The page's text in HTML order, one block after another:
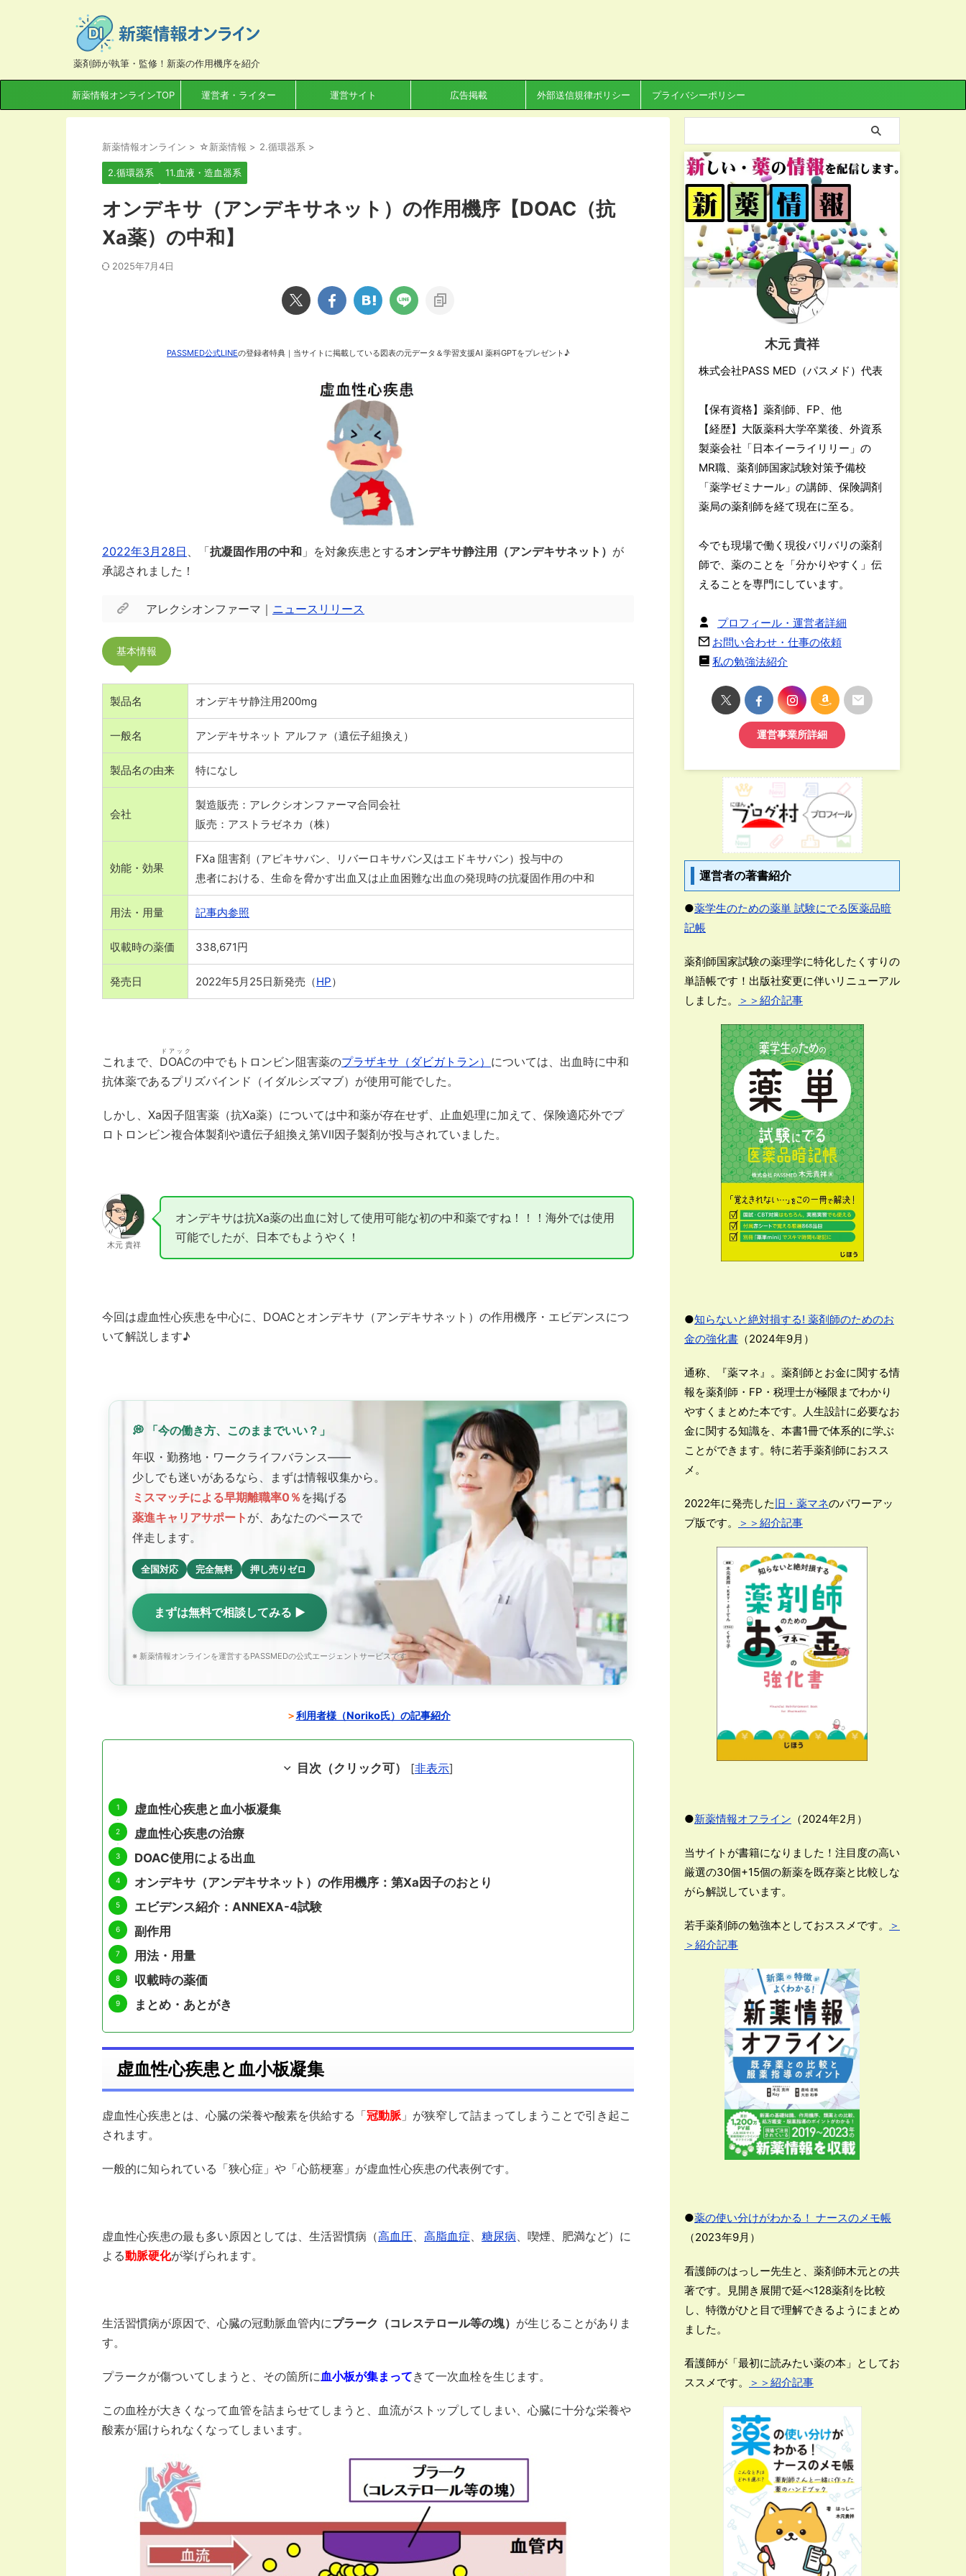
薬剤師が執筆・監修！新薬の作用機序を紹介
新薬情報オンラインTOP 運営者・ライター 運営サイト 広告掲載 外部送信規律ポリシー プライバシーポリシー
新薬情報オンライン > ☆新薬情報 > 2.循環器系 >
2.循環器系 11.血液・造血器系
オンデキサ（アンデキサネット）の作用機序【DOAC（抗
Ⅹa薬）の中和】
2025年7月4日
PASSMED公式LINEの登録者特典｜当サイトに掲載している図表の元データ＆学習支援AI 薬科GPTをプレゼント♪
2022年3月28日 、「抗凝固作用の中和 」を対象疾患とするオンデキサ静注用（アンデキサネット） が
承認されました！
アレクシオンファーマ｜ ニュースリリース
基本情報
製品名 オンデキサ静注用200mg
一般名 アンデキサネット アルファ（遺伝子組換え）
製品名の由来 特になし
会社
製造販売：アレクシオンファーマ合同会社
販売：アストラゼネカ（株）
効能・効果
FXa 阻害剤（アピキサバン、リバーロキサバン又はエドキサバン）投与中の
患者における、生命を脅かす出血又は止血困難な出血の発現時の抗凝固作用の中和
用法・用量 記事内参照
収載時の薬価 338,671円
発売日 2022年5月25日新発売（HP）
これまで、 DOAC
ドアック
の中でもトロンビン阻害薬のプラザキサ（ダビガトラン） については、出血時に中和
抗体薬であるプリズバインド（イダルシズマブ）が使用可能でした。
しかし、Xa因子阻害薬（抗Ⅹa薬）については中和薬が存在せず、止血処理に加えて、保険適応外でプ
ロトロンビン複合体製剤や遺伝⼦組換え第Ⅶ因⼦製剤が投与されていました。
木元 貴祥
オンデキサは抗Ⅹa薬の出血に対して使用可能な初の中和薬ですね！！！海外では使用
可能でしたが、日本でもようやく！
今回は虚血性心疾患を中心に、DOACとオンデキサ（アンデキサネット）の作用機序・エビデンスにつ
いて解説します♪
💭 「今の働き方、このままでいい？」
年収・勤務地・ワークライフバランス——
少しでも迷いがあるなら、まずは情報収集から。
ミスマッチによる早期離職率0％ を掲げる
薬進キャリアサポート が、あなたのペースで
伴走します。
全国対応 完全無料 押し売りゼロ
まずは無料で相談してみる ▶
※ 新薬情報オンラインを運営するPASSMEDの公式エージェントサービスです
＞利用者様（Noriko氏）の記事紹介
目次（クリック可） [非表示]
虚血性心疾患と血小板凝集
虚血性心疾患の治療
DOAC使用による出血
オンデキサ（アンデキサネット）の作用機序：第Ⅹa因子のおとり
エビデンス紹介：ANNEXA-4試験
副作用
用法・用量
収載時の薬価
まとめ・あとがき
虚血性心疾患と血小板凝集
虚血性心疾患とは、心臓の栄養や酸素を供給する「冠動脈 」が狭窄して詰まってしまうことで引き起こ
されます。
一般的に知られている「狭心症」や「心筋梗塞」が虚血性心疾患の代表例です。
虚血性心疾患の最も多い原因としては、生活習慣病（高血圧 高脂血症 糖尿病 、喫煙、肥満など）に
よる動脈硬化が挙げられます。
生活習慣病が原因で、心臓の冠動脈血管内にプラーク（コレステロール等の塊） が生じることがありま
す。
プラークが傷ついてしまうと、その箇所に 血小板が集まってきて一次血栓を生じます。
この血栓が大きくなって血管を詰まらせてしまうと、血流がストップしてしまい、心臓に十分な栄養や
酸素が届けられなくなってしまいます。
木元 貴祥
株式会社PASS MED（パスメド）代表
【保有資格】薬剤師、FP、他
【経歴】大阪薬科大学卒業後、外資系
製薬会社「日本イーライリリー」の
MR職、薬剤師国家試験対策予備校
「薬学ゼミナール」の講師、保険調剤
薬局の薬剤師を経て現在に至る。
今でも現場で働く現役バリバリの薬剤
師で、薬のことを「分かりやすく」伝
えることを専門にしています。
プロフィール・運営者詳細
お問い合わせ・仕事の依頼
私の勉強法紹介
運営事業所詳細
運営者の著書紹介
●薬学生のための薬単 試験にでる医薬品暗
記帳
薬剤師国家試験の薬理学に特化したくすりの
単語帳です！出版社変更に伴いリニューアル
しました。
＞＞紹介記事
●知らないと絶対損する! 薬剤師のためのお
金の強化書 （2024年9月）
通称、『薬マネ』。薬剤師とお金に関する情
報を薬剤師・FP・税理士が極限までわかり
やすくまとめた本です。人生設計に必要なお
金に関する知識を、本書1冊で体系的に学ぶ
ことができます。特に若手薬剤師におスス
メ。
2022年に発売した旧・薬マネのパワーアッ
プ版です。
＞＞紹介記事
●新薬情報オフライン （2024年2月）
当サイトが書籍になりました！注目度の高い
厳選の30個+15個の新薬を既存薬と比較しな
がら解説しています。
若手薬剤師の勉強本としておススメです。
＞
＞紹介記事
●薬の使い分けがわかる！ ナースのメモ帳
（2023年9月）
看護師のはっしー先生と、薬剤師木元との共
著です。見開き展開で延べ128薬剤を比較
し、特徴がひと目で理解できるようにまとめ
ました。
看護師が「最初に読みたい薬の本」としてお
ススメです。
＞＞紹介記事